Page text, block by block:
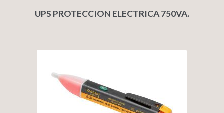
UPS PROTECCION ELECTRICA 750VA.